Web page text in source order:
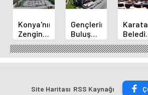
Konya'nın
Zengin
Mutfağı
GastroFest'te
Tanıtılacak
Gençlerin
Buluşma
Noktası
Talha
Bayrakçı
Yükseliyor
Kılca
Yeni
Site Haritası RSS Kaynağı